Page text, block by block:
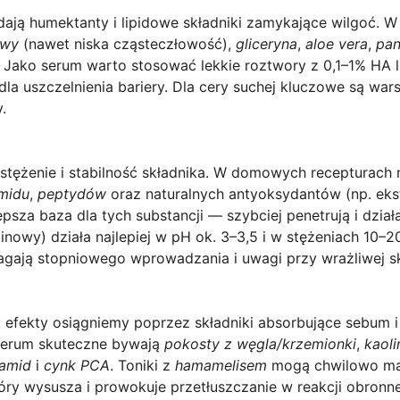
humektanty i lipidowe składniki zamykające wilgoć.
(nawet niska cząsteczłowość), gliceryna, aloe vera,
serum warto stosować lekkie roztwory z 0,1–1% HA
uszczelnienia bariery. Dla cery suchej kluczowe są
i stabilność składnika. W domowych
, peptydów oraz naturalnych antyoksydantów (np.
baza dla tych substancji — szybciej penetrują i
działa najlepiej w pH ok. 3–3,5 i w stężeniach
stopniowego wprowadzania i uwagi przy wrażliwej
efekty osiągniemy poprzez składniki absorbujące sebum
skuteczne bywają pokosty z węgla/krzemionki,
i cynk PCA. Toniki z hamamelisem mogą chwilowo
wysusza i prowokuje przetłuszczanie w reakcji